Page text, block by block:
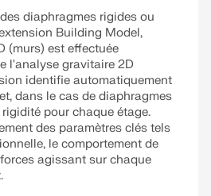
diaphragmes rigides ou
Building Model,
(murs) est effectuée
l'analyse gravitaire 2D
identifie automatiquement
dans le cas de diaphragmes
pour chaque étage.
des paramètres clés tels
le comportement de
agissant sur chaque